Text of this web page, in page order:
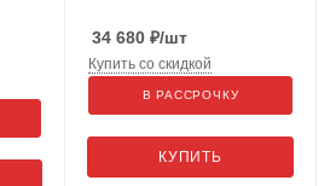
34 680 ₽/шт
КУПИТЬ
Купить со скидкой
В РАССРОЧКУ